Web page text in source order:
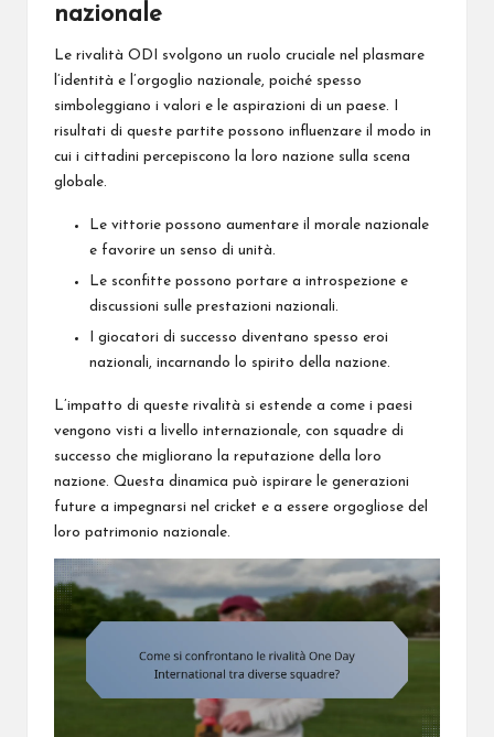
nazionale
Le rivalità ODI svolgono un ruolo cruciale nel plasmare
l’identità e l’orgoglio nazionale, poiché spesso
simboleggiano i valori e le aspirazioni di un paese. I
risultati di queste partite possono influenzare il modo in
cui i cittadini percepiscono la loro nazione sulla scena
globale.
Le vittorie possono aumentare il morale nazionale
e favorire un senso di unità.
Le sconfitte possono portare a introspezione e
discussioni sulle prestazioni nazionali.
I giocatori di successo diventano spesso eroi
nazionali, incarnando lo spirito della nazione.
L’impatto di queste rivalità si estende a come i paesi
vengono visti a livello internazionale, con squadre di
successo che migliorano la reputazione della loro
nazione. Questa dinamica può ispirare le generazioni
future a impegnarsi nel cricket e a essere orgogliose del
loro patrimonio nazionale.